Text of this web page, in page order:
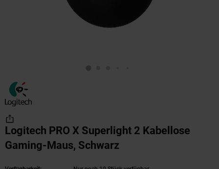
Logitech PRO X Superlight 2 Kabellose
Gaming-Maus, Schwarz